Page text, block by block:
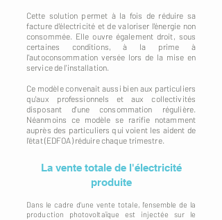
Cette solution permet à la fois de réduire sa
facture d'électricité et de valoriser l'énergie non
consommée. Elle ouvre également droit, sous
certaines conditions, à la prime à
l'autoconsommation versée lors de la mise en
service de l'installation.
Ce modèle convenait aussi bien aux particuliers
qu'aux professionnels et aux collectivités
disposant d'une consommation régulière.
Néanmoins ce modèle se rarifie notamment
auprès des particuliers qui voient les aident de
l'état (EDFOA) réduire chaque trimestre.
La vente totale de l'électricité
produite
Dans le cadre d'une vente totale, l'ensemble de la
production photovoltaïque est injectée sur le